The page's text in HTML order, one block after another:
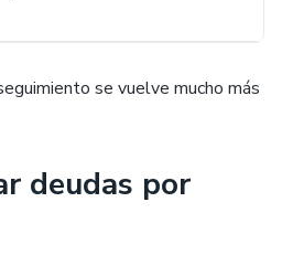
se vuelve mucho más
deudas por